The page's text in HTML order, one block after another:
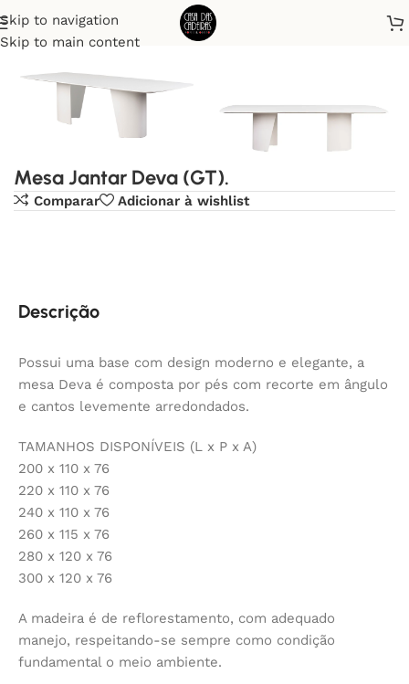
Skip to navigation
Skip to main content
Início Mesa de Jantar
Mesa Jantar Deva (GT).
Comparar Adicionar à wishlist
Descrição
Possui uma base com design moderno e elegante, a
mesa Deva é composta por pés com recorte em ângulo
e cantos levemente arredondados.
TAMANHOS DISPONÍVEIS (L x P x A)
200 x 110 x 76
220 x 110 x 76
240 x 110 x 76
260 x 115 x 76
280 x 120 x 76
300 x 120 x 76
A madeira é de reflorestamento, com adequado
manejo, respeitando-se sempre como condição
fundamental o meio ambiente.